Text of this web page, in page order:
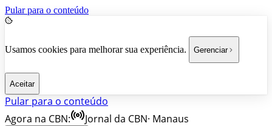
Pular para o conteúdo
Usamos cookies para melhorar sua experiência. Gerenciar
Aceitar
Pular para o conteúdo
Agora na CBN:
Jornal da CBN· Manaus